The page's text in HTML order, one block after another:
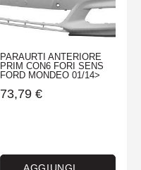
PARAURTI ANTERIORE
PRIM CON6 FORI SENS
FORD MONDEO 01/14>
73,79 €